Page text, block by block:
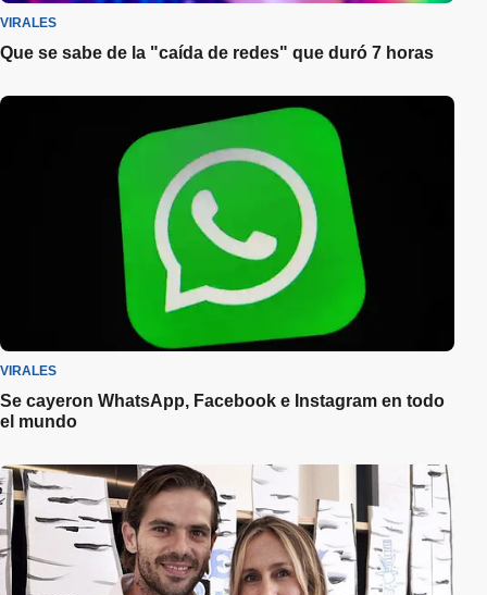
VIRALES
Que se sabe de la "caída de redes" que duró 7 horas
VIRALES
Se cayeron WhatsApp, Facebook e Instagram en todo
el mundo